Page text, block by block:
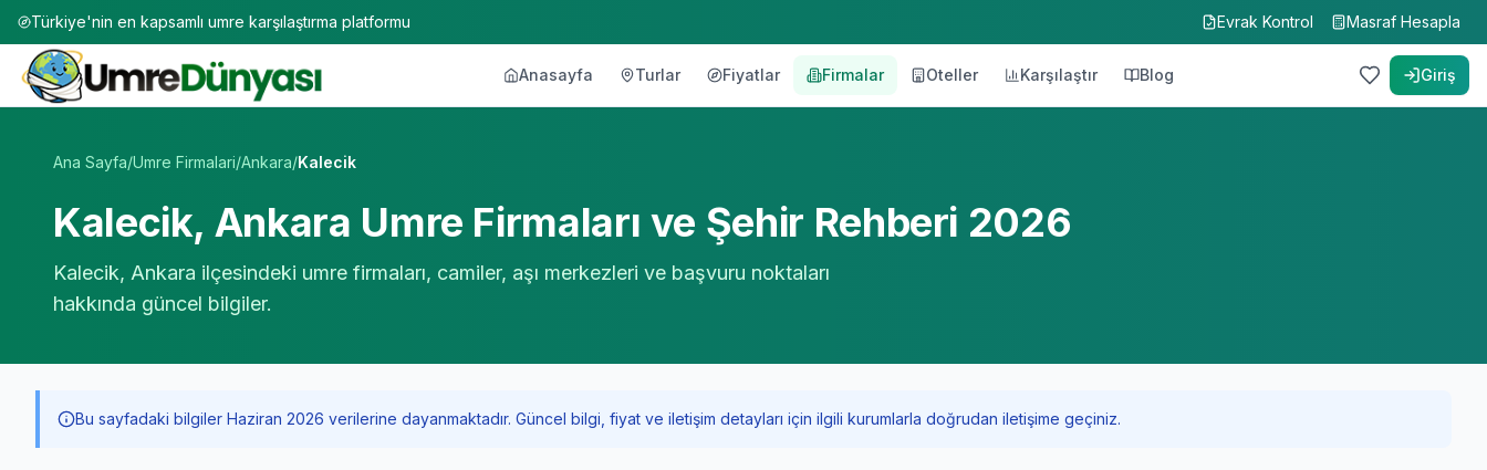
Türkiye'nin en kapsamlı umre karşılaştırma platformu Evrak Kontrol Masraf Hesapla
Anasayfa Turlar Fiyatlar Firmalar Oteller Karşılaştır Blog Giriş
Ana Sayfa/Umre Firmalari/Ankara/Kalecik
Kalecik, Ankara Umre Firmaları ve Şehir Rehberi 2026
Kalecik, Ankara ilçesindeki umre firmaları, camiler, aşı merkezleri ve başvuru noktaları
hakkında güncel bilgiler.
Bu sayfadaki bilgiler Haziran 2026 verilerine dayanmaktadır. Güncel bilgi, fiyat ve iletişim detayları için ilgili kurumlarla doğrudan iletişime geçiniz.